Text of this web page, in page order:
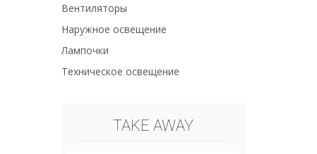
Вентиляторы
Наружное освещение
Лампочки
Техническое освещение
TAKE AWAY